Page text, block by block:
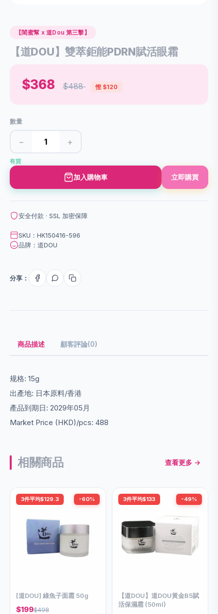
【閨蜜幫 x 道Dou 第三擊】
【道DOU】雙萃鉅能PDRN賦活眼霜
$368 $488 慳 $120
數量
− +
有貨
加入購物車 立即購買
安全付款 · SSL 加密保障
SKU：HK150416-596
品牌：道DOU
分享：
商品描述 顧客評論(0)
规格: 15g
出產地: 日本原料/香港
產品到期日: 2029年05月
Market Price (HKD)/pcs: 488
相關商品 查看更多 →
3件平均$129.3 -60%
[道DOU] 綠魚子面霜 50g
$199$498
3件平均$133 -49%
【道DOU】道DOU黃金B5賦
活保濕霜 (50ml)